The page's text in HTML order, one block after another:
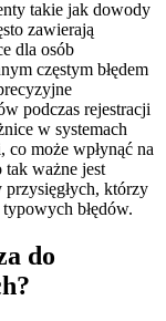
takie jak dowody
zawierają
dla osób
częstym błędem
podczas rejestracji
w systemach
może wpłynąć na
ważne jest
przysięgłych, którzy
błędów.
do